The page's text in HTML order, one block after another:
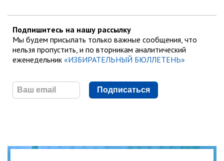
Подпишитесь на нашу рассылку
Мы будем присылать только важные сообщения, что
нельзя пропустить, и по вторникам аналитический
еженедельник «ИЗБИРАТЕЛЬНЫЙ БЮЛЛЕТЕНЬ»
Подписаться